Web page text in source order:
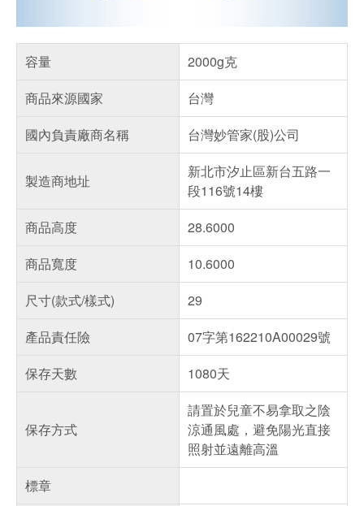
容量
2000g克
商品來源國家
台灣
國內負責廠商名稱
台灣妙管家(股)公司
製造商地址
新北市汐止區新台五路一
段116號14樓
商品高度
28.6000
商品寬度
10.6000
尺寸(款式/樣式)
29
產品責任險
07字第162210A00029號
保存天數
1080天
保存方式
請置於兒童不易拿取之陰
涼通風處，避免陽光直接
照射並遠離高溫
標章